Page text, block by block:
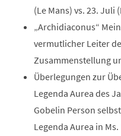
(Le Mans) vs. 23. Juli
„Archidiaconus“
vermutlicher Leiter
Zusammenstellung
Überlegungen zur
Legenda Aurea des
Gobelin Person
Legenda Aurea in